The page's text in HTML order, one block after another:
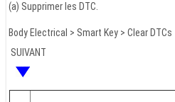
(a) Supprimer les DTC.
Body Electrical > Smart Key > Clear DTCs
SUIVANT